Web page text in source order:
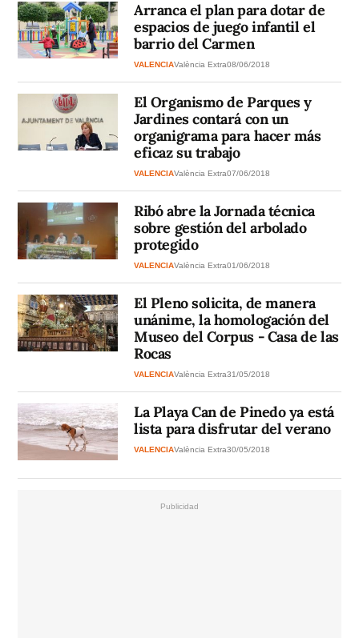
Arranca el plan para dotar de
espacios de juego infantil el
barrio del Carmen
VALENCIAValència Extra08/06/2018
El Organismo de Parques y
Jardines contará con un
organigrama para hacer más
eficaz su trabajo
VALENCIAValència Extra07/06/2018
Ribó abre la Jornada técnica
sobre gestión del arbolado
protegido
VALENCIAValència Extra01/06/2018
El Pleno solicita, de manera
unánime, la homologación del
Museo del Corpus - Casa de las
Rocas
VALENCIAValència Extra31/05/2018
La Playa Can de Pinedo ya está
lista para disfrutar del verano
VALENCIAValència Extra30/05/2018